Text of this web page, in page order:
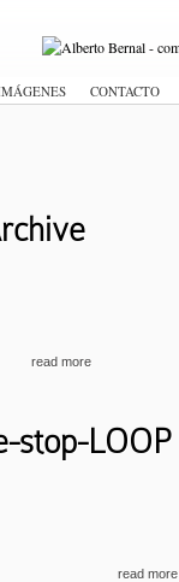
CONTACTO
read more
stop-LOOP
read more